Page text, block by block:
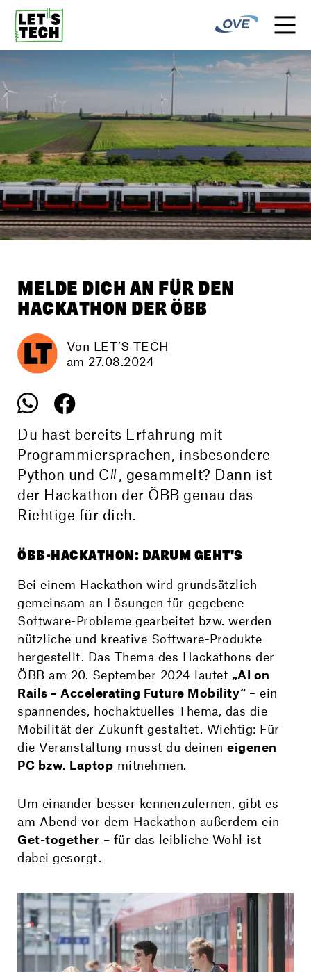
MELDE DICH AN FÜR DEN
HACKATHON DER ÖBB
Von LET’S TECH
am 27.08.2024
Du hast bereits Erfahrung mit
Programmiersprachen, insbesondere
Python und C#, gesammelt? Dann ist
der Hackathon der ÖBB genau das
Richtige für dich.
ÖBB-HACKATHON: DARUM GEHT'S
Bei einem Hackathon wird grundsätzlich
gemeinsam an Lösungen für gegebene
Software-Probleme gearbeitet bzw. werden
nützliche und kreative Software-Produkte
hergestellt. Das Thema des Hackathons der
ÖBB am 20. September 2024 lautet „AI on
Rails – Accelerating Future Mobility“ – ein
spannendes, hochaktuelles Thema, das die
Mobilität der Zukunft gestaltet. Wichtig: Für
die Veranstaltung musst du deineneigenen
PC bzw. Laptop mitnehmen.
Um einander besser kennenzulernen, gibt es
am Abend vor dem Hackathon außerdem ein
Get-together – für das leibliche Wohl ist
dabei gesorgt.